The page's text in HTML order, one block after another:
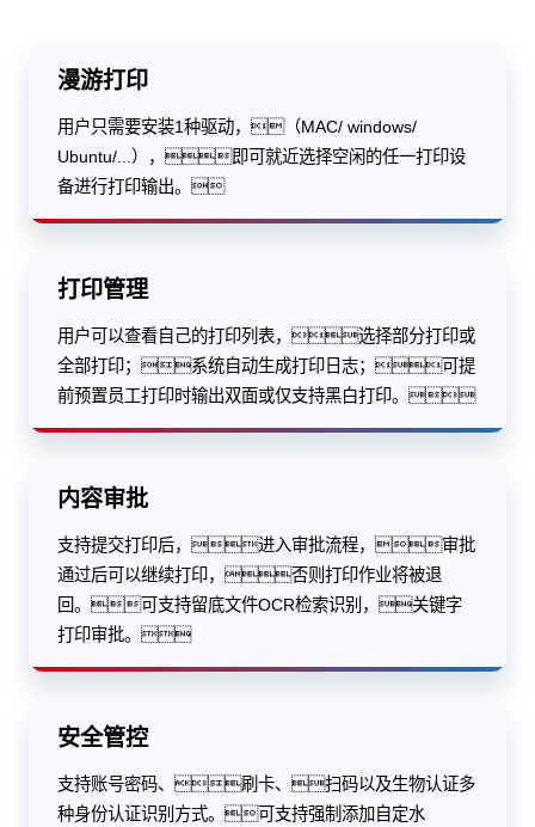
漫游打印
用户只需要安装1种驱动，（MAC/ windows/
Ubuntu/...），即可就近选择空闲的任一打印设
备进行打印输出。
打印管理
用户可以查看自己的打印列表，选择部分打印或
全部打印；系统自动生成打印日志；可提
前预置员工打印时输出双面或仅支持黑白打印。
内容审批
支持提交打印后，进入审批流程，审批
通过后可以继续打印，否则打印作业将被退
回。可支持留底文件OCR检索识别，关键字
打印审批。
安全管控
支持账号密码、刷卡、扫码以及生物认证多
种身份认证识别方式。可支持强制添加自定水